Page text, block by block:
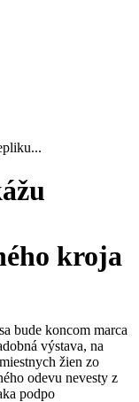
kroja
bude koncom marca
výstava, na
žien zo
odevu nevesty z
podpo